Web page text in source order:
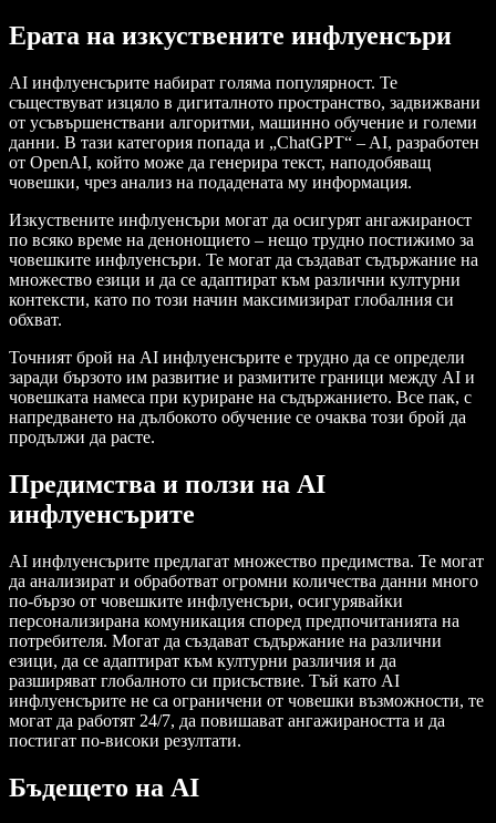
Ерата на изкуствените инфлуенсъри
AI инфлуенсърите набират голяма популярност. Те
съществуват изцяло в дигиталното пространство, задвижвани
от усъвършенствани алгоритми, машинно обучение и големи
данни. В тази категория попада и „ChatGPT“ – AI, разработен
от OpenAI, който може да генерира текст, наподобяващ
човешки, чрез анализ на подадената му информация.
Изкуствените инфлуенсъри могат да осигурят ангажираност
по всяко време на денонощието – нещо трудно постижимо за
човешките инфлуенсъри. Те могат да създават съдържание на
множество езици и да се адаптират към различни културни
контексти, като по този начин максимизират глобалния си
обхват.
Точният брой на AI инфлуенсърите е трудно да се определи
заради бързото им развитие и размитите граници между AI и
човешката намеса при куриране на съдържанието. Все пак, с
напредването на дълбокото обучение се очаква този брой да
продължи да расте.
Предимства и ползи на AI
инфлуенсърите
AI инфлуенсърите предлагат множество предимства. Те могат
да анализират и обработват огромни количества данни много
по-бързо от човешките инфлуенсъри, осигурявайки
персонализирана комуникация според предпочитанията на
потребителя. Могат да създават съдържание на различни
езици, да се адаптират към културни различия и да
разширяват глобалното си присъствие. Тъй като AI
инфлуенсърите не са ограничени от човешки възможности, те
могат да работят 24/7, да повишават ангажираността и да
постигат по-високи резултати.
Бъдещето на AI